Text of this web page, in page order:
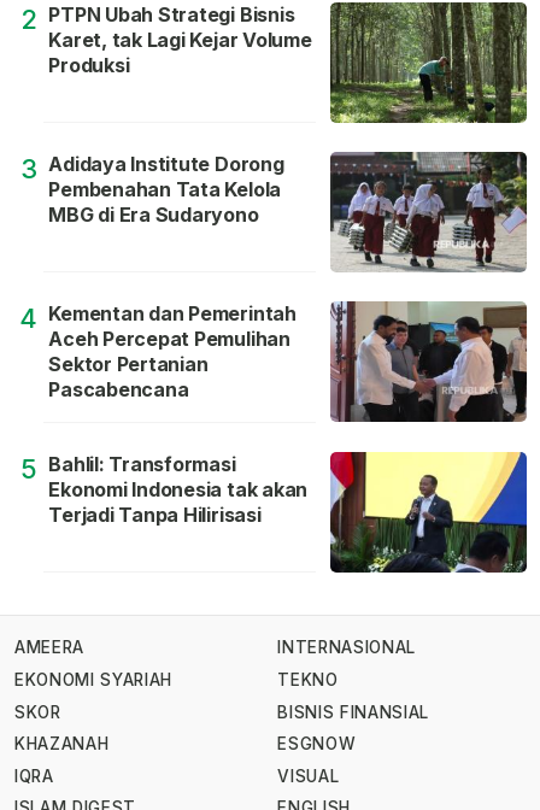
2 PTPN Ubah Strategi Bisnis
Karet, tak Lagi Kejar Volume
Produksi
3 Adidaya Institute Dorong
Pembenahan Tata Kelola
MBG di Era Sudaryono
4 Kementan dan Pemerintah
Aceh Percepat Pemulihan
Sektor Pertanian
Pascabencana
5 Bahlil: Transformasi
Ekonomi Indonesia tak akan
Terjadi Tanpa Hilirisasi
AMEERA
EKONOMI SYARIAH
SKOR
KHAZANAH
IQRA
INTERNASIONAL
TEKNO
BISNIS FINANSIAL
ESGNOW
VISUAL